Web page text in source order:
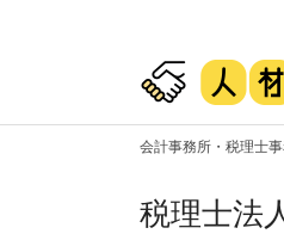
会計事務所・税理士
税理士法